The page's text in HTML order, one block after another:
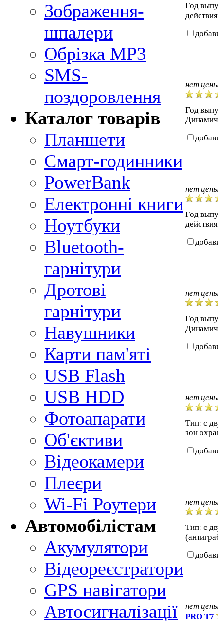
Зображення-
шпалери
Обрізка MP3
SMS-
поздоровлення
Каталог товарів
Планшети
Смарт-годинники
PowerBank
Електронні книги
Ноутбуки
Bluetooth-
гарнітури
Дротові
гарнітури
Навушники
Карти пам'яті
USB Flash
USB HDD
Фотоапарати
Об'єктиви
Відеокамери
Плеєри
Wi-Fi Роутери
Автомобілістам
Акумулятори
Відеореєстратори
GPS навігатори
Автосигналізації
Год
нет
Год
нет
Год
нет
Год
нет
Тип: с
зон
нет
Тип: с
нет
PRO T7